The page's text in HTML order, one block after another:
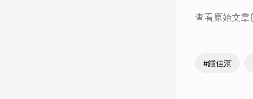
查看原始文章
#鍾佳濱